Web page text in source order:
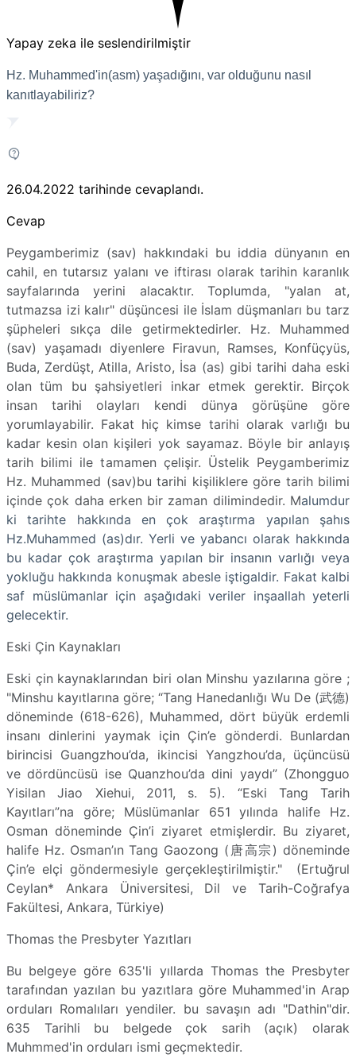
Yapay zeka ile seslendirilmiştir
Hz. Muhammed'in(asm) yaşadığını, var olduğunu nasıl
kanıtlayabiliriz?
26.04.2022 tarihinde cevaplandı.
Cevap
Peygamberimiz (sav) hakkındaki bu iddia dünyanın en
cahil, en tutarsız yalanı ve iftirası olarak tarihin karanlık
sayfalarında yerini alacaktır. Toplumda, "yalan at,
tutmazsa izi kalır" düşüncesi ile İslam düşmanları bu tarz
şüpheleri sıkça dile getirmektedirler. Hz. Muhammed
(sav) yaşamadı diyenlere Firavun, Ramses, Konfüçyüs,
Buda, Zerdüşt, Atilla, Aristo, İsa (as) gibi tarihi daha eski
olan tüm bu şahsiyetleri inkar etmek gerektir. Birçok
insan tarihi olayları kendi dünya görüşüne göre
yorumlayabilir. Fakat hiç kimse tarihi olarak varlığı bu
kadar kesin olan kişileri yok sayamaz. Böyle bir anlayış
tarih bilimi ile tamamen çelişir. Üstelik Peygamberimiz
Hz. Muhammed (sav)bu tarihi kişiliklere göre tarih bilimi
içinde çok daha erken bir zaman dilimindedir. Malumdur
ki tarihte hakkında en çok araştırma yapılan şahıs
Hz.Muhammed (as)dır. Yerli ve yabancı olarak hakkında
bu kadar çok araştırma yapılan bir insanın varlığı veya
yokluğu hakkında konuşmak abesle iştigaldir. Fakat kalbi
saf müslümanlar için aşağıdaki veriler inşaallah yeterli
gelecektir.
Eski Çin Kaynakları
Eski çin kaynaklarından biri olan Minshu yazılarına göre ;
"Minshu kayıtlarına göre; “Tang Hanedanlığı Wu De (武德)
döneminde (618-626), Muhammed, dört büyük erdemli
insanı dinlerini yaymak için Çin’e gönderdi. Bunlardan
birincisi Guangzhou’da, ikincisi Yangzhou’da, üçüncüsü
ve dördüncüsü ise Quanzhou’da dini yaydı” (Zhongguo
Yisilan Jiao Xiehui, 2011, s. 5). “Eski Tang Tarih
Kayıtları”na göre; Müslümanlar 651 yılında halife Hz.
Osman döneminde Çin’i ziyaret etmişlerdir. Bu ziyaret,
halife Hz. Osman’ın Tang Gaozong ( 唐高宗) döneminde
Çin’e elçi göndermesiyle gerçekleştirilmiştir." (Ertuğrul
Ceylan* Ankara Üniversitesi, Dil ve Tarih-Coğrafya
Fakültesi, Ankara, Türkiye)
Thomas the Presbyter Yazıtları
Bu belgeye göre 635'li yıllarda Thomas the Presbyter
tarafından yazılan bu yazıtlara göre Muhammed'in Arap
orduları Romalıları yendiler. bu savaşın adı "Dathin"dir.
635 Tarihli bu belgede çok sarih (açık) olarak
Muhmmed'in orduları ismi geçmektedir.